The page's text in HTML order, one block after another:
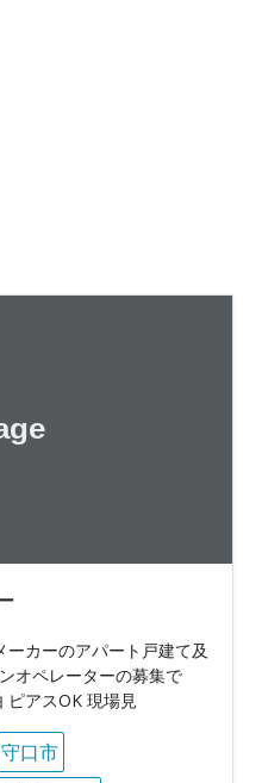
カーのアパート戸建て及
オペレーターの募集で
ピアスOK 現場見
守口市